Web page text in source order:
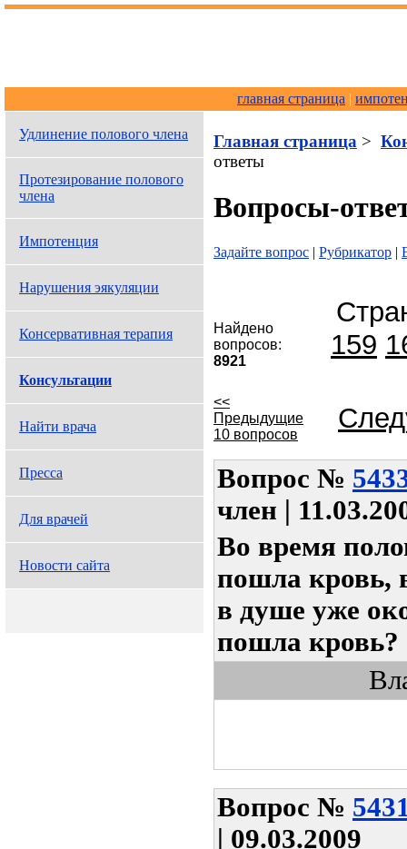
главная страница |
Удлинение полового члена
Протезирование полового
члена
Импотенция
Нарушения эякуляции
Консервативная терапия
Консультации
Найти врача
Пресса
Для врачей
Новости сайта
Главная страница >
ответы
Вопросы-
Задайте вопрос | Рубрикатор |
Найдено
вопросов:
8921
159
<<
Предыдущие
10 вопросов
Вопрос №
член |
Во время
пошла кровь,
в душе уже
пошла кровь?
Вопрос №
| 09.03.2009